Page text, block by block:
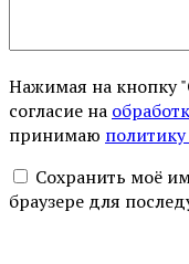
Нажимая на кнопку
согласие на
принимаю
Сохранить моё
браузере для